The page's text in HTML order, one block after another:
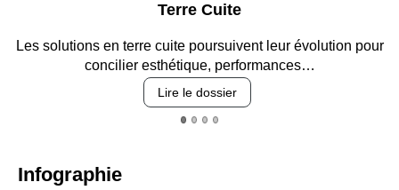
Terre Cuite
Les solutions en terre cuite poursuivent leur évolution pour
concilier esthétique, performances…
Lire le dossier
Infographie